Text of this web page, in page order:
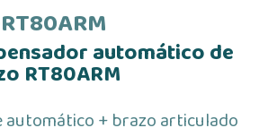
automático de
RT80ARM
automático + brazo articulado